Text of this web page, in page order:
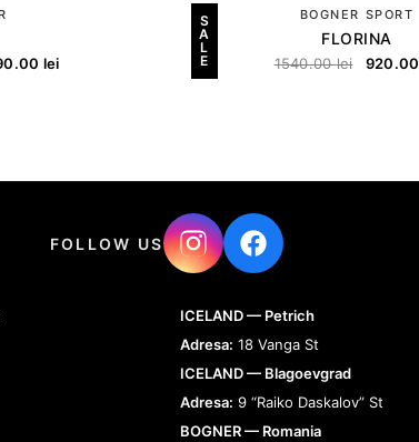
lei
S
A
L
E
BOGNER SPORT
FLORINA
1540.00lei 920.00
FOLLOW US
ICELAND — Petrich
Adresa: 18 Vanga St
ICELAND — Blagoevgrad
Adresa: 9 “Raiko Daskalov” St
BOGNER — Romania